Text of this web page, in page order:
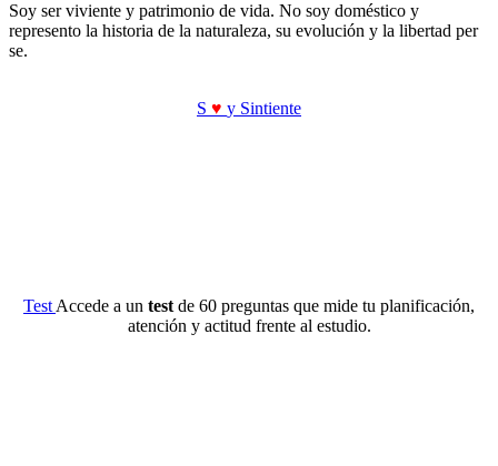
Soy ser viviente y patrimonio de vida. No soy doméstico y
represento la historia de la naturaleza, su evolución y la libertad per
se.
S ♥ y Sintiente
Test Accede a un test de 60 preguntas que mide tu planificación,
atención y actitud frente al estudio.